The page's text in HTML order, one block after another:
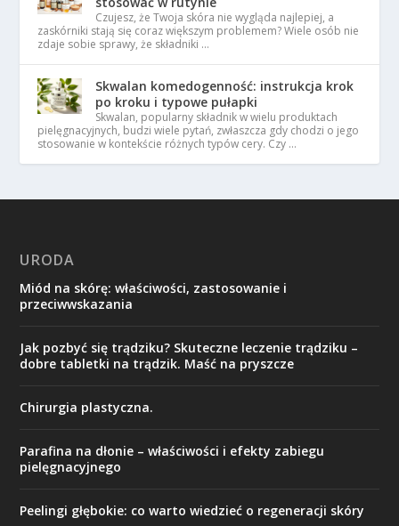
Czujesz, że Twoja skóra nie wygląda najlepiej, a
zaskórniki stają się coraz większym problemem? Wiele osób nie
zdaje sobie sprawy, że składniki …
Skwalan komedogenność: instrukcja krok
po kroku i typowe pułapki
Skwalan, popularny składnik w wielu produktach
pielęgnacyjnych, budzi wiele pytań, zwłaszcza gdy chodzi o jego
stosowanie w kontekście różnych typów cery. Czy …
URODA
Miód na skórę: właściwości, zastosowanie i
przeciwwskazania
Jak pozbyć się trądziku? Skuteczne leczenie trądziku –
dobre tabletki na trądzik. Maść na pryszcze
Chirurgia plastyczna.
Parafina na dłonie – właściwości i efekty zabiegu
pielęgnacyjnego
Peelingi głębokie: co warto wiedzieć o regeneracji skóry